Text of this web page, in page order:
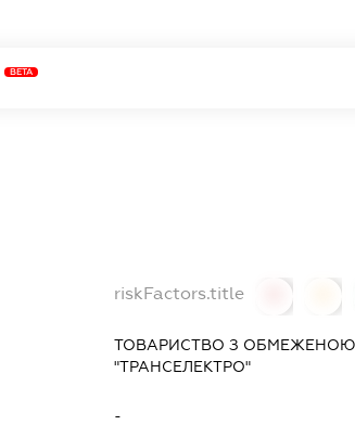
BETA
riskFactors.title
ТОВАРИСТВО З ОБМЕЖЕНОЮ
"ТРАНСЕЛЕКТРО"
-